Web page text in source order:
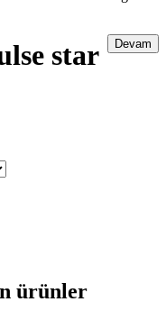
Devam
star
ürünler